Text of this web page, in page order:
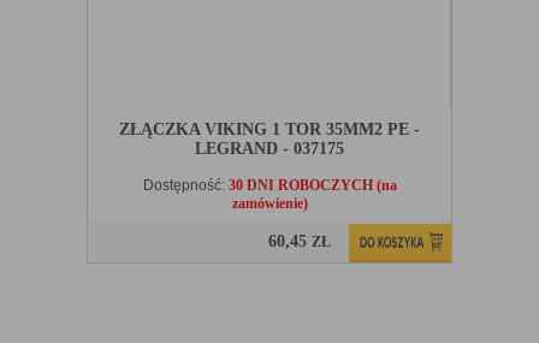
ZŁĄCZKA VIKING 1 TOR 35MM2 PE -
LEGRAND - 037175
Dostępność: 30 DNI ROBOCZYCH (na
zamówienie)
60,45ZŁ